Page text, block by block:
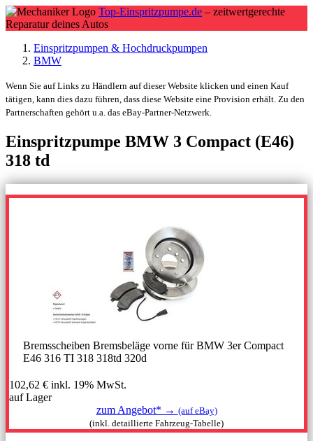
Top-Einspritzpumpe.de – zeitwertgerechte
Reparatur deines Autos
Einspritzpumpen & Hochdruckpumpen
BMW
Wenn Sie auf Links zu Händlern auf dieser Website klicken und einen Kauf
tätigen, kann dies dazu führen, dass diese Website eine Provision erhält. Zu den
Partnerschaften gehört u.a. das eBay-Partner-Netzwerk.
Einspritzpumpe BMW 3 Compact (E46)
318 td
Bremsscheiben Bremsbeläge vorne für BMW 3er Compact
E46 316 TI 318 318td 320d
102,62 € inkl. 19% MwSt.
auf Lager
zum Angebot* → (auf eBay)
(inkl. detaillierte Fahrzeug-Tabelle)